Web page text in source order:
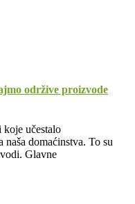
održive proizvode
učestalo
domaćinstva. To su
Glavne